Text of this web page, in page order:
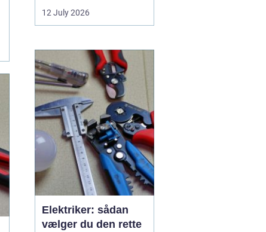
tager stoffer eller
medicin. Det rammer
arbejdsliv. Mange venter
længe med at søge
hjælp, fordi skam, frygt
og usikkerhed står i
vejen. Men professionel
...
12 July 2026
Elektriker: sådan
vælger du den rette